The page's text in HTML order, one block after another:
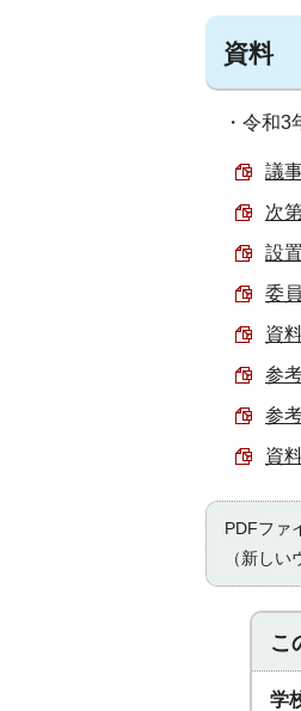
資料
・令和
議
次
設
委
資
参
参
資
PDFファ
（新し
こ
学